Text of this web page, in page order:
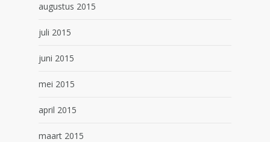
augustus 2015
juli 2015
juni 2015
mei 2015
april 2015
maart 2015